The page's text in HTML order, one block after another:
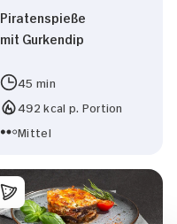
Piratenspieße
mit Gurkendip
45 min
492 kcal p. Portion
Mittel